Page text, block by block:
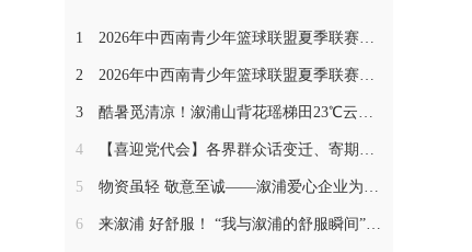
1 2026年中西南青少年篮球联盟夏季联赛在溆浦开幕
2 2026年中西南青少年篮球联盟夏季联赛在溆浦开幕
3 酷暑觅清凉！溆浦山背花瑶梯田23℃云海秘境引客来
4 【喜迎党代会】各界群众话变迁、寄期盼 静待溆浦发展新蓝图
5 物资虽轻 敬意至诚——溆浦爱心企业为环卫工人送去夏日清凉
6 来溆浦 好舒服！ “我与溆浦的舒服瞬间”文旅短视频大赛开始啦 快来报名吧~